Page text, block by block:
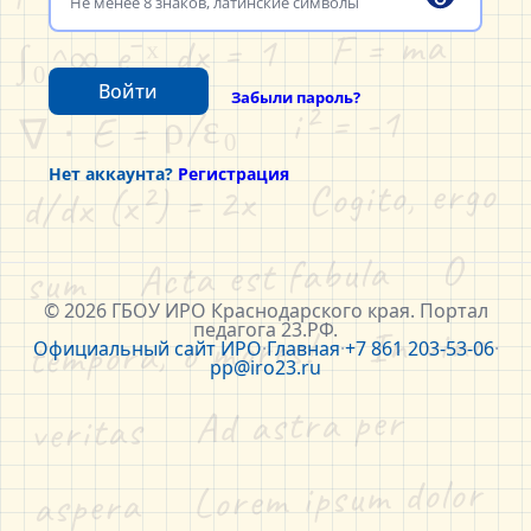
∫₀^∞ e⁻ˣ dx = 1    F = ma
∇ ⋅ E = ρ/ε₀    i² = -1
d/dx (x²) = 2x    Cogito, ergo
sum    Acta est fabula    O
tempora, o mores!    In vino
veritas    Ad astra per
aspera    Lorem ipsum dolor
Войти Забыли пароль?
Нет аккаунта? Регистрация
© 2026 ГБОУ ИРО Краснодарского края. Портал
педагога 23.РФ.
Официальный сайт ИРО·Главная·+7 861 203-53-06·
pp@iro23.ru